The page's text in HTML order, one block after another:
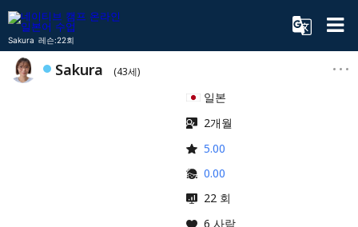
Sakura 레슨:22회
Sakura (43세)
일본
2개월
5.00
0.00
22 회
6 사람